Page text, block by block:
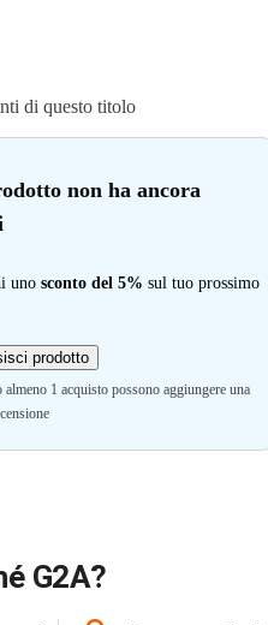
di questo titolo
non ha ancora
uno sconto del 5% sul tuo prossimo
prodotto
1 acquisto possono aggiungere una
G2A?